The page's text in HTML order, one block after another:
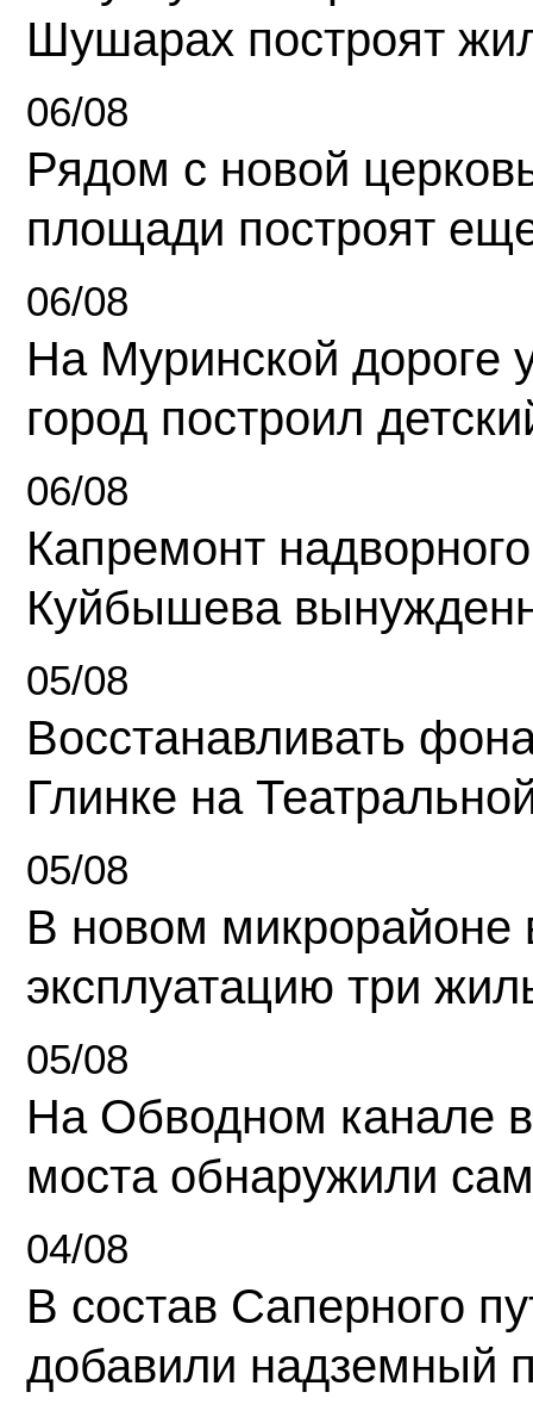
Шушарах построят
06/08
Рядом с новой
площади построят
06/08
На Муринской дороге
город построил
06/08
Капремонт
Куйбышева
05/08
Восстанавливать
Глинке на
05/08
В новом микрорайоне
эксплуатацию три
05/08
На Обводном канале
моста обнаружили
04/08
В состав Саперного
добавили надземный